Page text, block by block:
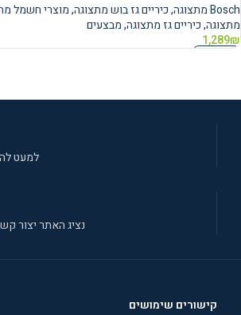
Bosch מתצוגה ,כיריים גז בוש מתצוגה,מוצרי חשמל
מתצוגה,כיריים גז מתצוגה,מבצעים
1,289₪
מידע נוסף
למעט
נציג האתר יצור
קישורים שימושים